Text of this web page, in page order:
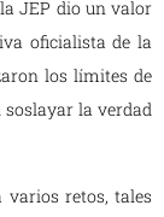
JEP dio un valor
oficialista de la
los límites de
soslayar la verdad
varios retos, tales